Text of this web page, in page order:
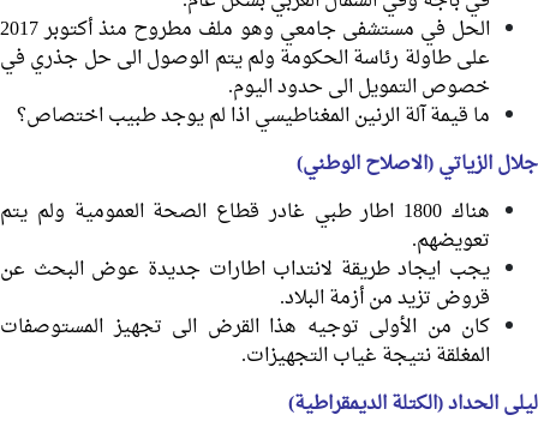
الحل في مستشفى جامعي وهو ملف مطروح منذ أكتوبر 2017
على طاولة رئاسة الحكومة ولم يتم الوصول الى حل جذري في
خصوص التمويل الى حدود اليوم.
ما قيمة آلة الرنين المغناطيسي اذا لم يوجد طبيب اختصاص؟
جلال الزياتي (الاصلاح الوطني)
هناك 1800 اطار طبي غادر قطاع الصحة العمومية ولم يتم
تعويضهم.
يجب ايجاد طريقة لانتداب اطارات جديدة عوض البحث عن
قروض تزيد من أزمة البلاد.
كان من الأولى توجيه هذا القرض الى تجهيز المستوصفات
المغلقة نتيجة غياب التجهيزات.
ليلى الحداد (الكتلة الديمقراطية)